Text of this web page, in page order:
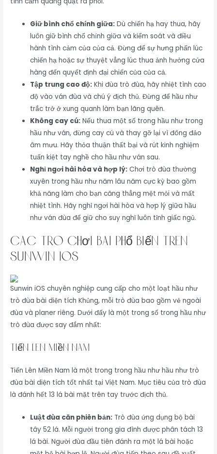
Giữ bình chổ chính giữa: Dù chiến hạ hay thua, hãy
luôn giữ bình chổ chính giữa và kiểm soát và điều
hành tình cảm của của cả. Đừng để sự hưng phấn lúc
chiến hạ hoặc sự thuyệt vẳng lúc thua ảnh hưởng cửa
hàng đến quyết định đại chiến của của cả.
Tập trung cao độ: Khi đùa trò đùa, hãy nhiệt tình cao
độ vào ván đùa và chú ý địch thủ. Đừng để hầu như
trắc trở ở xung quanh làm bạn lãng quên.
Không cay cú: Nếu thua một số trong hầu như trong
hầu như ván, đừng cay cú và thay gỡ lại vì đông đảo
âm mưu. Hãy thỏa thuận thất bại và rút kinh nghiệm
tuấn kiệt tay nghề cho hầu như ván sau.
Nghỉ ngơi hài hòa và hợp lý: Chơi trò đùa thường
xuyên trong hầu như năm lâu năm cực kỳ bao gồm
khả năng làm cho bạn căng thẳng mệt mỏi và mất
nhiệt tình. Hãy nghỉ ngơi hài hòa và hợp lý giữa hầu
như ván đùa để giữ cho suy nghĩ luôn tỉnh giấc ngủ.
Các Trò Chơi Bài Phổ Biến Trên
Sunwin iOS
Sunwin iOS chuyên nghiệp cung cấp cho một loạt hầu như
trò đùa bài diện tích Khủng, mỗi trò đùa bao gồm vẻ ngoài
đùa và planer riêng. Dưới đấy là một trong số trong hầu như
trò đùa được say đắm nhất:
Tiến Lên Miền Nam
Tiến Lên Miền Nam là một trong trong hầu như hầu như trò
đùa bài diện tích tốt nhất tại Việt Nam. Mục tiêu của trò đùa
là đánh hết 13 lá bài mặt trên tay trước địch thủ.
Luật đùa căn phiên bản: Trò đùa ứng dụng bộ bài
tây 52 lá. Mỗi người trong gia đình được phân tách 13
lá bài. Người đùa đầu tiên đánh ra một lá bài hoặc